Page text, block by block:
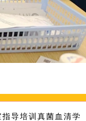
导培训真菌血清学